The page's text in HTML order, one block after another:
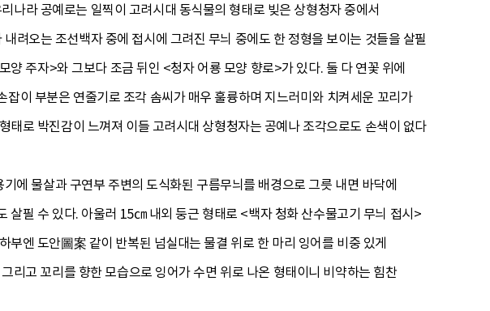
나라 공예로는 일찍이 고려시대 동식물의 형태로 빚은 상형청자 중에서
려오는 조선백자 중에 접시에 그려진 무늬 중에도 한 정형을 보이는 것들을 살필
주자>와 그보다 조금 뒤인 <청자 어룡 모양 향로>가 있다. 둘 다 연꽃 위에
이 부분은 연줄기로 조각 솜씨가 매우 훌륭하며 지느러미와 치켜세운 꼬리가
로 박진감이 느껴져 이들 고려시대 상형청자는 공예나 조각으로도 손색이 없다
에 물살과 구연부 주변의 도식화된 구름무늬를 배경으로 그릇 내면 바닥에
필 수 있다. 아울러 15㎝ 내외 둥근 형태로 <백자 청화 산수물고기 무늬 접시>
엔 도안圖案 같이 반복된 넘실대는 물결 위로 한 마리 잉어를 비중 있게
리고 꼬리를 향한 모습으로 잉어가 수면 위로 나온 형태이니 비약하는 힘찬